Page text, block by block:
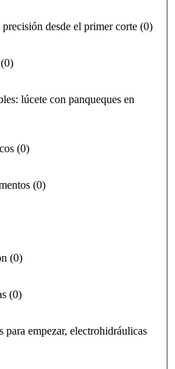
desde el primer corte (0)
(0)
lúcete con panqueques en
(0)
(0)
(0)
(0)
para empezar, electrohidráulicas